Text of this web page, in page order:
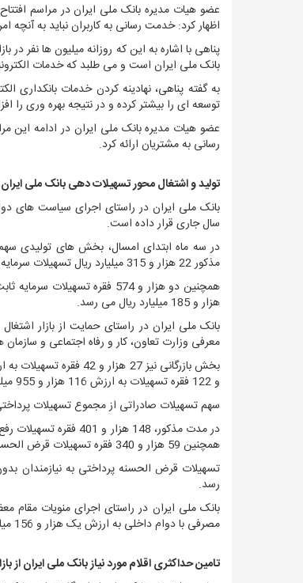
عضو هیات مدیره بانک ملی ایران در مراسم
اظهار کرد: خدمت رسانی به کاربران نباید به
پناهی با اشاره به این که روزانه میلیون ها نفر
بانک ملی ایران است و می طلبد که خدمات
به گفته پناهی، نهادینه کردن خدمات بانکداری
توسعه ای را بیشتر کرده و در نتیجه بهره وری را
عضو هیات مدیره بانک ملی ایران در ادامه این
رسانی به مشتریان ارائه کرد.
تولید و اشتغال محور تسهیلات دهی بانک ملی ایران
بانک ملی ایران در راستای اجرای سیاست های
سال جاری قرار داده است.
در سه ماه ابتدای امسال، بخش های تولیدی
مذکور 22 هزار و 315 میلیارد ریال تسهیلات سرمایه در گردش برای حمایت از تولید و اشتغال در 15 هزار و 986 فقره پرداخت شده است.
همچنین دو هزار و 574
هزار و 185 میلیارد ریال می رسد.
معرفی وزارت تعاون، کار و رفاه اجتماعی و سازمان های حمایتی به ارزش
و 122 فقره تسهیلات به ارزش 116 هزار و 955 میلیارد ریال به خود اختصاص داده اند.
سهم تسهیلات صادراتی از مجموع تسهیلات پرداختی بانک ملی ایران نیز
همچنین 59 هزار و 340 فقره تسهیلات قرض الحسنه ازدواج و تهیه جهیزیه به ارزش نه هزار و 222 میلیارد تخصیص داده شده است.
رسد.
مصرفی با دوام داخلی به ارزش یک هزار و 156 میلیارد ریال پرداخت کرده است.
تامین حداکثری اقلام مورد نیاز بانک ملی ایران از